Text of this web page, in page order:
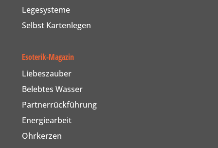
Legesysteme
Selbst Kartenlegen
Esoterik-Magazin
Liebeszauber
Belebtes Wasser
Partnerrückführung
Energiearbeit
Ohrkerzen